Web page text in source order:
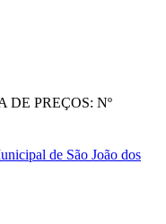
DE PREÇOS: Nº